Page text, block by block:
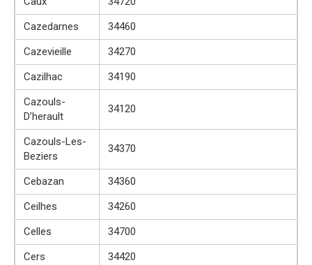
Cazedarnes
34460
Cazevieille
34270
Cazilhac
34190
Cazouls-
D’herault
34120
Cazouls-Les-
Beziers
34370
Cebazan
34360
Ceilhes
34260
Celles
34700
Cers
34420